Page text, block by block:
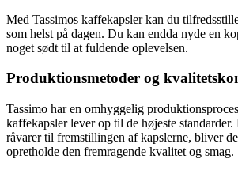
Med Tassimos kaffekapsler kan du
som helst på dagen. Du kan endda nyde en
noget sødt til at fuldende oplevelsen.
Produktionsmetoder og
Tassimo har en omhyggelig
kaffekapsler lever op til de højeste
råvarer til fremstillingen af kapslerne, bliver
opretholde den fremragende kvalitet og smag.